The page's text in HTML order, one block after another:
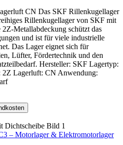
CN Das SKF Rillenkugellager
Rillenkugellager von SKF mit
Metallabdeckung schützt das
und ist für viele industrielle
Das Lager eignet sich für
Lüfter, Fördertechnik und den
Hersteller: SKF Lagertyp:
Lagerluft: CN Anwendung:
– Motorlager & Elektromotorlager